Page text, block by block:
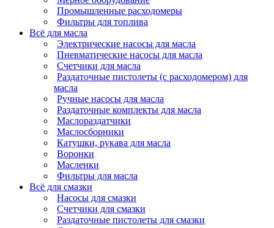
Промышленные расходомеры
Фильтры для топлива
Всё для масла
Электрические насосы для масла
Пневматические насосы для масла
Счетчики для масла
Раздаточные пистолеты (с расходомером) для
масла
Ручные насосы для масла
Раздаточные комплекты для масла
Маслораздатчики
Маслосборники
Катушки, рукава для масла
Воронки
Масленки
Фильтры для масла
Всё для смазки
Насосы для смазки
Счетчики для смазки
Раздаточные пистолеты для смазки